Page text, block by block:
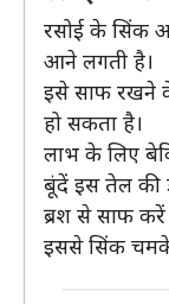
रसोई के सिंक
आने लगती है।
इसे साफ रखने के
हो सकता है।
लाभ के लिए
बूंदें इस तेल की
ब्रश से साफ
इससे सिंक